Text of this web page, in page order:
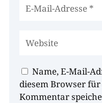
Name, E-Mail-
diesem Browser
Kommentar